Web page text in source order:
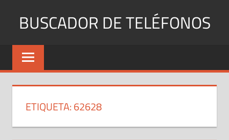
BUSCADOR DE TELÉFONOS
Identifica
Números
y
ETIQUETA:62628